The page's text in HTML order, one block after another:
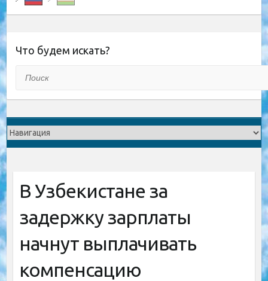
Что будем искать?
В Узбекистане за
задержку зарплаты
начнут выплачивать
компенсацию